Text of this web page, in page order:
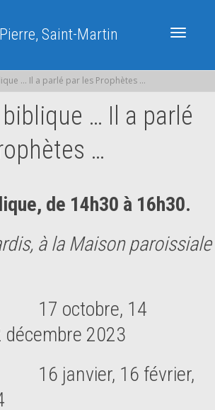
Saint-Martin
… Il a parlé par les Prophètes …
… Il a parlé
…
de 14h30 à 16h30.
à la Maison paroissiale
14
décembre 2023
16 février,